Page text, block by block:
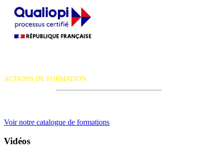
ACTIONS DE FORMATION
Voir notre catalogue de formations
Vidéos